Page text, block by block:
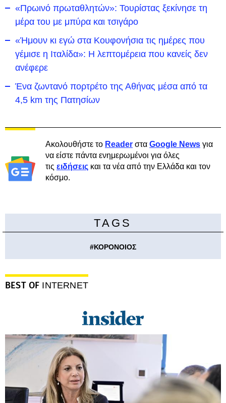
«Πρωινό πρωταθλητών»: Τουρίστας ξεκίνησε τη
μέρα του με μπύρα και τσιγάρο
«Ήμουν κι εγώ στα Κουφονήσια τις ημέρες που
γέμισε η Ιταλίδα»: Η λεπτομέρεια που κανείς δεν
ανέφερε
Ένα ζωντανό πορτρέτο της Αθήνας μέσα από τα
4,5 km της Πατησίων
Ακολουθήστε το Reader στα Google News για
να είστε πάντα ενημερωμένοι για όλες
τις ειδήσεις και τα νέα από την Ελλάδα και τον
κόσμο.
TAGS
#ΚΟΡΟΝΟΙΟΣ
BEST OF INTERNET